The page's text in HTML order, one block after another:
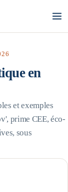
en
et exemples
prime CEE, éco-
sous